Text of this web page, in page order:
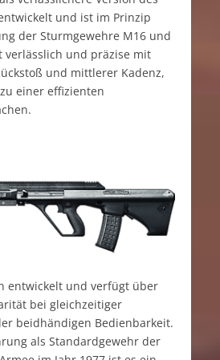
und ist im Prinzip
der Sturmgewehre M16 und
verlässlich und präzise mit
und mittlerer Kadenz,
einer effizienten
entwickelt und verfügt über
bei gleichzeitiger
beidhändigen Bedienbarkeit.
als Standardgewehr der